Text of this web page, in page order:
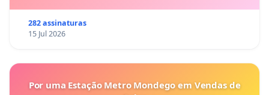
282 assinaturas
15 Jul 2026
Por uma Estação Metro Mondego em Vendas de